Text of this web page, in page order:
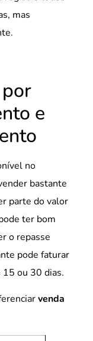
mas
e
no
bastante
parte do valor
ter bom
o repasse
pode faturar
15 ou 30 dias.
venda